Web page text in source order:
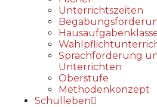
Unterrichtszeiten
Sprachförderung
Unterrichten
Oberstufe
Methodenkonzept
Schulleben